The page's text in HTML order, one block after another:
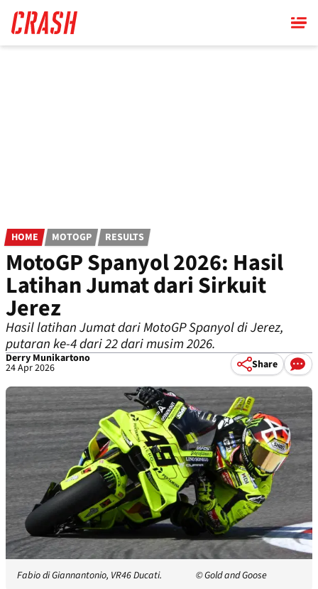
main
content
HOME MOTOGP RESULTS
MotoGP Spanyol 2026: Hasil
Latihan Jumat dari Sirkuit
Jerez
Hasil latihan Jumat dari MotoGP Spanyol di Jerez,
putaran ke-4 dari 22 dari musim 2026.
Derry Munikartono
24 Apr 2026 Share
Fabio di Giannantonio, VR46 Ducati. © Gold and Goose